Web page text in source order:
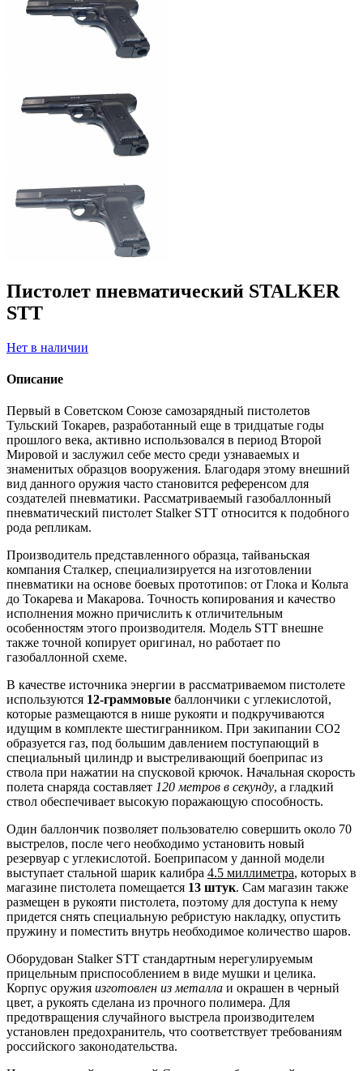
Пистолет пневматический STALKER
STT
Нет в наличии
Описание
Первый в Советском Союзе самозарядный пистолетов
Тульский Токарев, разработанный еще в тридцатые годы
прошлого века, активно использовался в период Второй
Мировой и заслужил себе место среди узнаваемых и
знаменитых образцов вооружения. Благодаря этому внешний
вид данного оружия часто становится референсом для
создателей пневматики. Рассматриваемый газобаллонный
пневматический пистолет Stalker STT относится к подобного
рода репликам.
Производитель представленного образца, тайваньская
компания Сталкер, специализируется на изготовлении
пневматики на основе боевых прототипов: от Глока и Кольта
до Токарева и Макарова. Точность копирования и качество
исполнения можно причислить к отличительным
особенностям этого производителя. Модель STT внешне
также точной копирует оригинал, но работает по
газобаллонной схеме.
В качестве источника энергии в рассматриваемом пистолете
используются 12-граммовые баллончики с углекислотой,
которые размещаются в нише рукояти и подкручиваются
идущим в комплекте шестигранником. При закипании CO2
образуется газ, под большим давлением поступающий в
специальный цилиндр и выстреливающий боеприпас из
ствола при нажатии на спусковой крючок. Начальная скорость
полета снаряда составляет 120 метров в секунду, а гладкий
ствол обеспечивает высокую поражающую способность.
Один баллончик позволяет пользователю совершить около 70
выстрелов, после чего необходимо установить новый
резервуар с углекислотой. Боеприпасом у данной модели
выступает стальной шарик калибра 4.5 миллиметра, которых в
магазине пистолета помещается 13 штук. Сам магазин также
размещен в рукояти пистолета, поэтому для доступа к нему
придется снять специальную ребристую накладку, опустить
пружину и поместить внутрь необходимое количество шаров.
Оборудован Stalker STT стандартным нерегулируемым
прицельным приспособлением в виде мушки и целика.
Корпус оружия изготовлен из металла и окрашен в черный
цвет, а рукоять сделана из прочного полимера. Для
предотвращения случайного выстрела производителем
установлен предохранитель, что соответствует требованиям
российского законодательства.